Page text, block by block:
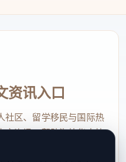
资讯入口
社区、留学移民与国际热
文资讯，帮助海外华人快